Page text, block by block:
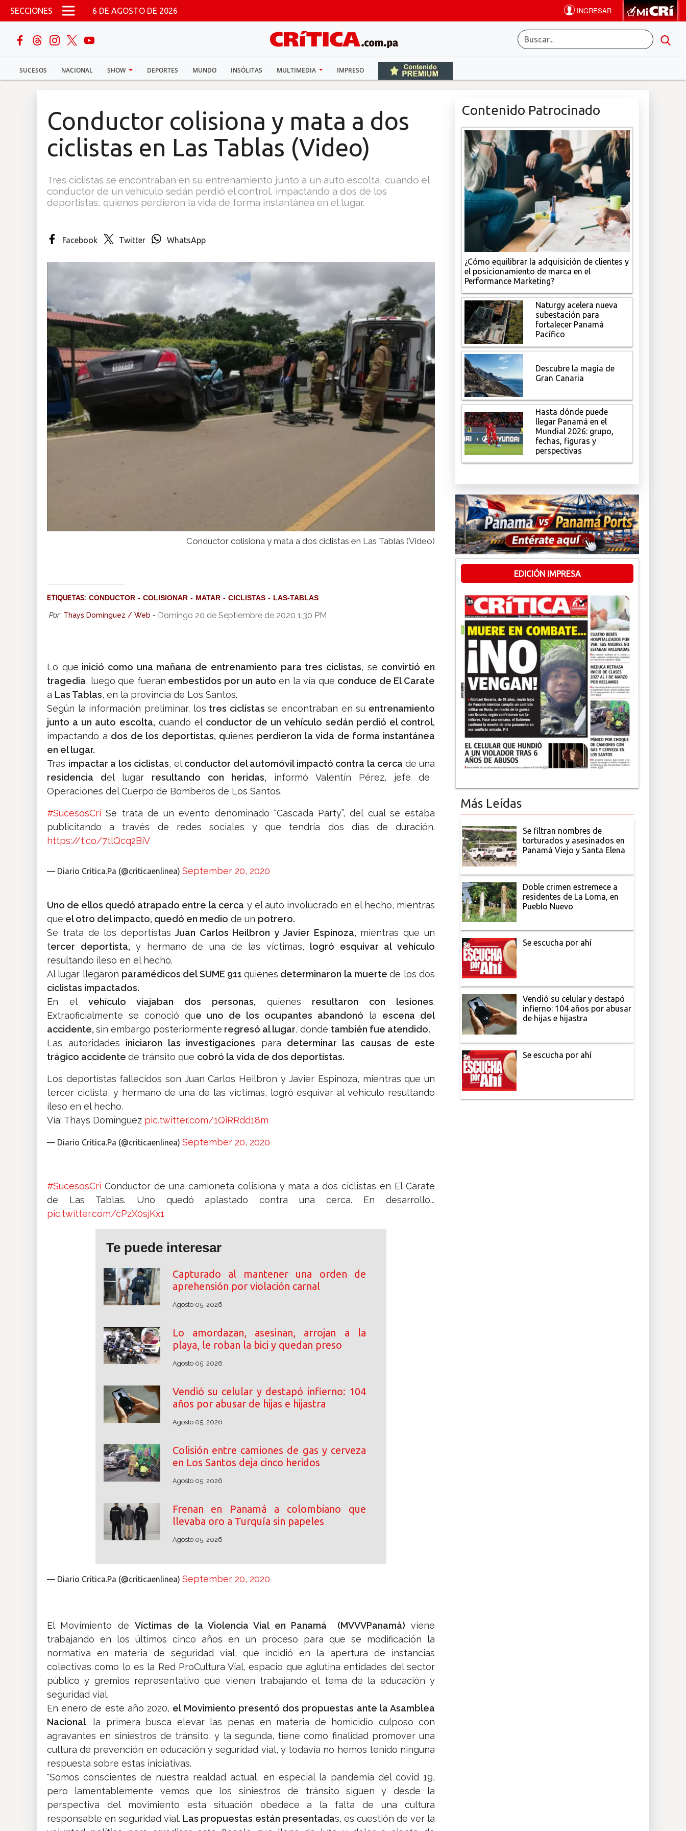
Pasar al contenido principal
SECCIONES 6 DE AGOSTO DE 2026
SUCESOS NACIONAL SHOW DEPORTES MUNDO INSÓLITAS MULTIMEDIA IMPRESO
buscar
Sucesos
Conductor colisiona y mata a dos
ciclistas en Las Tablas (Video)
Tres ciclistas se encontraban en su entrenamiento junto a un auto escolta, cuando el
conductor de un vehículo sedán perdió el control, impactando a dos de los
deportistas, quienes perdieron la vida de forma instantánea en el lugar.
Facebook Twitter WhatsApp
Conductor colisiona y mata a dos ciclistas en Las Tablas (Video)
ETIQUETAS: CONDUCTOR COLISIONAR MATAR CICLISTAS LAS-TABLAS
Por: Thays Domínguez / Web - Domingo 20 de Septiembre de 2020 1:30 PM
Lo que inició como una mañana de entrenamiento para tres ciclistas, se convirtió en
tragedia, luego que fueran embestidos por un auto en la vía que conduce de El Carate
a Las Tablas, en la provincia de Los Santos.
Según la información preliminar, los tres ciclistasse encontraban en su entrenamiento
junto a un auto escolta, cuando el conductor de un vehículo sedán perdió el control,
impactando a dos de los deportistas, quienes perdieron la vida de forma instantánea
en el lugar.
Tras impactar a los ciclistas, elconductor del automóvil impactó contra la cerca de una
residencia del lugar resultando con heridas, informó Valentín Pérez, jefe de
Operaciones del Cuerpo de Bomberos de Los Santos.
#SucesosCri Se trata de un evento denominado “Cascada Party”, del cual se estaba
publicitando a través de redes sociales y que tendría dos días de duración.
https://t.co/7tlQcq2BiV
— Diario Critica.Pa (@criticaenlinea) September 20, 2020
Uno de ellos quedó atrapado entre la cerca y el auto involucrado en el hecho, mientras
que el otro del impacto, quedó en medio de un potrero.
Se trata de los deportistas Juan Carlos Heilbron y Javier Espinoza, mientras que un
tercer deportista, y hermano de una de las víctimas, logró esquivar al vehículo
resultando ileso en el hecho.
Al lugar llegaron paramédicos del SUME 911quienes determinaron la muertede los dos
ciclistas impactados.
En el vehículo viajaban dos personas, quienes resultaron con lesiones.
Extraoficialmente se conoció que uno de los ocupantes abandonó la escena del
accidente, sin embargo posteriormente regresó al lugar, donde también fue atendido.
Las autoridades iniciaron las investigaciones para determinar las causas de este
trágico accidente de tránsito que cobró la vida de dos deportistas.
Los deportistas fallecidos son Juan Carlos Heilbron y Javier Espinoza, mientras que un
tercer ciclista, y hermano de una de las víctimas, logró esquivar al vehículo resultando
ileso en el hecho.
Vía: Thays Domínguez pic.twitter.com/1QiRRdd18m
— Diario Critica.Pa (@criticaenlinea) September 20, 2020
#SucesosCri Conductor de una camioneta colisiona y mata a dos ciclistas en El Carate
de Las Tablas. Uno quedó aplastado contra una cerca. En desarrollo...
pic.twitter.com/cPzX0sjKx1
Te puede interesar
Capturado al mantener una orden de
aprehensión por violación carnal
Agosto 05, 2026
Lo amordazan, asesinan, arrojan a la
playa, le roban la bici y quedan preso
Agosto 05, 2026
Vendió su celular y destapó infierno: 104
años por abusar de hijas e hijastra
Agosto 05, 2026
Colisión entre camiones de gas y cerveza
en Los Santos deja cinco heridos
Agosto 05, 2026
Frenan en Panamá a colombiano que
llevaba oro a Turquía sin papeles
Agosto 05, 2026
— Diario Critica.Pa (@criticaenlinea) September 20, 2020
El Movimiento de Víctimas de la Violencia Vial en Panamá (MVVVPanamá) viene
trabajando en los últimos cinco años en un proceso para que se modificación la
normativa en materia de seguridad vial, que incidió en la apertura de instancias
colectivas como lo es la Red ProCultura Víal, espacio que aglutina entidades del sector
público y gremios representativo que vienen trabajando el tema de la educación y
seguridad vial.
En enero de este año 2020, el Movimiento presentó dos propuestas ante la Asamblea
Nacional, la primera busca elevar las penas en materia de homicidio culposo con
agravantes en siniestros de tránsito, y la segunda, tiene como finalidad promover una
cultura de prevención en educación y seguridad vial, y todavía no hemos tenido ninguna
respuesta sobre estas iniciativas.
"Somos conscientes de nuestra realdad actual, en especial la pandemia del covid 19,
pero lamentablemente vemos que los siniestros de tránsito siguen y desde la
perspectiva del movimiento esta situación obedece a la falta de una cultura
responsable en seguridad vial. Las propuestas están presentadas, es cuestión de ver la
Contenido Patrocinado
¿Cómo equilibrar la adquisición de clientes y
el posicionamiento de marca en el
Performance Marketing?
Naturgy acelera nueva
subestación para
fortalecer Panamá
Pacífico
Descubre la magia de
Gran Canaria
Hasta dónde puede
llegar Panamá en el
Mundial 2026: grupo,
fechas, figuras y
perspectivas
EDICIÓN IMPRESA
Más Leídas
Se filtran nombres de
torturados y asesinados en
Panamá Viejo y Santa Elena
Doble crimen estremece a
residentes de La Loma, en
Pueblo Nuevo
Se escucha por ahí
Vendió su celular y destapó
infierno: 104 años por abusar
de hijas e hijastra
Se escucha por ahí